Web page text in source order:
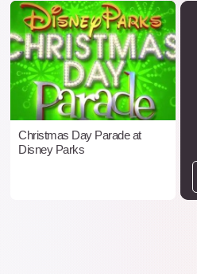
Christmas Day Parade at
Disney Parks